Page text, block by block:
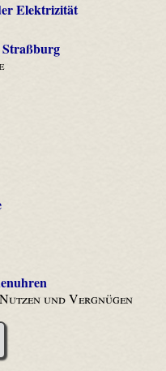
Elektrizität
Straßburg
und Vergnügen